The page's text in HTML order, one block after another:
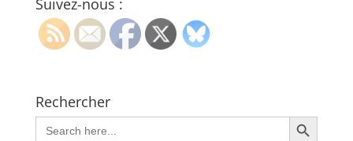
Suivez-nous :
Rechercher
Search
for:
Search Button